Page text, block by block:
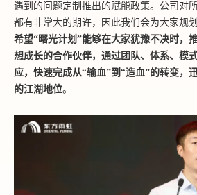
遇到的问题定制推出的赋能政策。公司对
都有非常大的期许，因此我们会为大家规
希望“曙光计划”能够在大家犹豫不决时，
想成长的合作伙伴，通过团队、体系、模
应，快速完成从“输血”到“造血”的转变，
的江湖地位。